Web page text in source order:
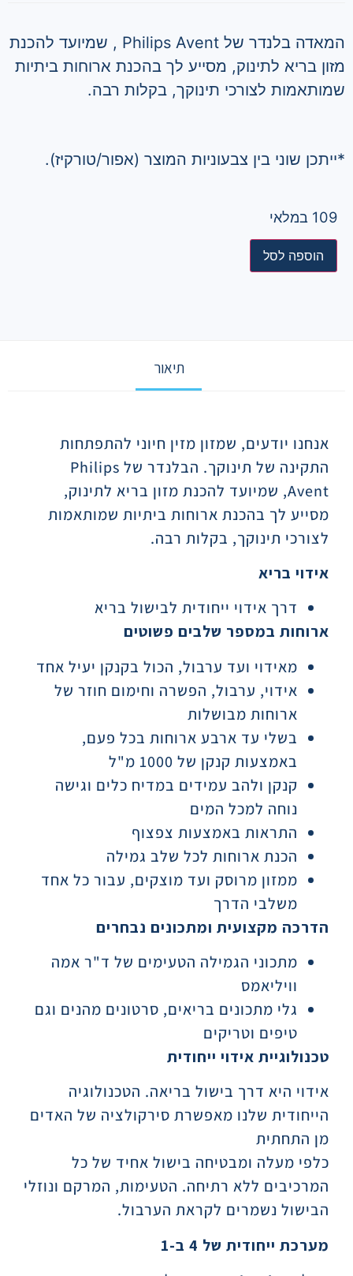
המאדה בלנדר של Philips Avent , שמיועד להכנת
מזון בריא לתינוק, מסייע לך בהכנת ארוחות ביתיות
שמותאמות לצורכי תינוקך, בקלות רבה.
*ייתכן שוני בין צבעוניות המוצר (אפור/טורקיז).
109 במלאי
הוספה לסל
תיאור
אנחנו יודעים, שמזון מזין חיוני להתפתחות
התקינה של תינוקך. הבלנדר של Philips
Avent, שמיועד להכנת מזון בריא לתינוק,
מסייע לך בהכנת ארוחות ביתיות שמותאמות
לצורכי תינוקך, בקלות רבה.
אידוי בריא
דרך אידוי ייחודית לבישול בריא
ארוחות במספר שלבים פשוטים
מאידוי ועד ערבול, הכול בקנקן יעיל אחד
אידוי, ערבול, הפשרה וחימום חוזר של
ארוחות מבושלות
בשלי עד ארבע ארוחות בכל פעם,
באמצעות קנקן של 1000 מ"ל
קנקן ולהב עמידים במדיח כלים וגישה
נוחה למכל המים
התראות באמצעות צפצוף
הכנת ארוחות לכל שלב גמילה
ממזון מרוסק ועד מוצקים, עבור כל אחד
משלבי הדרך
הדרכה מקצועית ומתכונים נבחרים
מתכוני הגמילה הטעימים של ד"ר אמה
וויליאמס
גלי מתכונים בריאים, סרטונים מהנים וגם
טיפים וטריקים
טכנולוגיית אידוי ייחודית
אידוי היא דרך בישול בריאה. הטכנולוגיה
הייחודית שלנו מאפשרת סירקולציה של האדים
מן התחתית
כלפי מעלה ומבטיחה בישול אחיד של כל
המרכיבים ללא רתיחה. הטעימות, המרקם ונוזלי
הבישול נשמרים לקראת הערבול.
מערכת ייחודית של 4 ב-1